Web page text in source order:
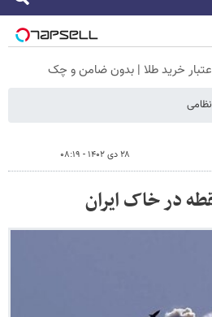
نظامی
۲۸ دی ۱۴۰۲ - ۰۸:۱۹